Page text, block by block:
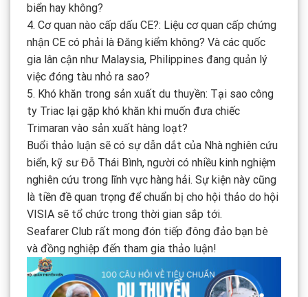
biển hay không?
4. Cơ quan nào cấp dấu CE?: Liệu cơ quan cấp chứng
nhận CE có phải là Đăng kiểm không? Và các quốc
gia lân cận như Malaysia, Philippines đang quản lý
việc đóng tàu nhỏ ra sao?
5. Khó khăn trong sản xuất du thuyền: Tại sao công
ty Triac lại gặp khó khăn khi muốn đưa chiếc
Trimaran vào sản xuất hàng loạt?
Buổi thảo luận sẽ có sự dẫn dắt của Nhà nghiên cứu
biển, kỹ sư Đỗ Thái Bình, người có nhiều kinh nghiệm
nghiên cứu trong lĩnh vực hàng hải. Sự kiện này cũng
là tiền đề quan trọng để chuẩn bị cho hội thảo do hội
VISIA sẽ tổ chức trong thời gian sắp tới.
Seafarer Club rất mong đón tiếp đông đảo bạn bè
và đồng nghiệp đến tham gia thảo luận!